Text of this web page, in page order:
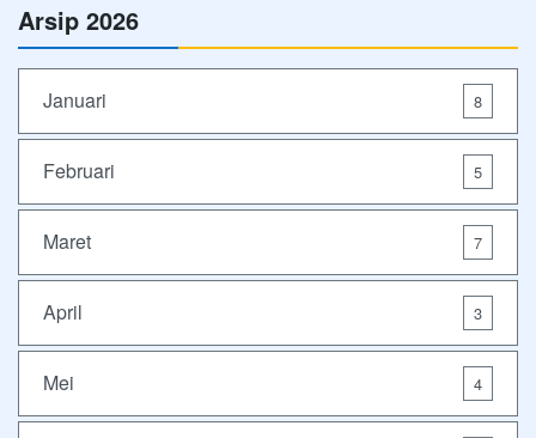
Arsip 2026
Januari 8
Februari 5
Maret 7
April 3
Mei 4